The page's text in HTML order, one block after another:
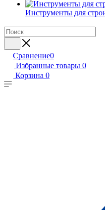
Инструменты для
Сравнение0
Избранные товары 0
Корзина 0